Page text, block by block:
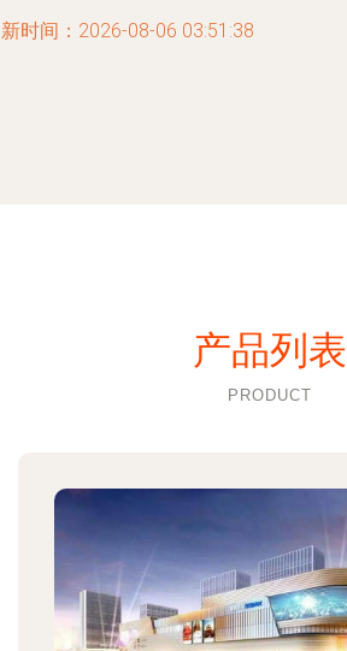
时间：2026-08-06 03:51:38
产品列表
PRODUCT